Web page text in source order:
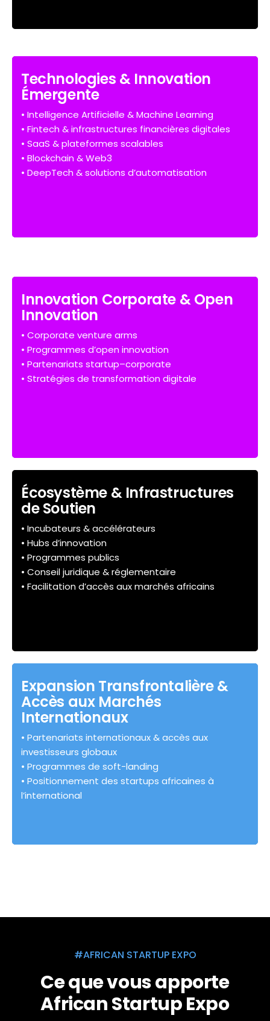
Technologies & Innovation
Émergente
• Intelligence Artificielle & Machine Learning
• Fintech & infrastructures financières digitales
• SaaS & plateformes scalables
• Blockchain & Web3
• DeepTech & solutions d’automatisation
Innovation Corporate & Open
Innovation
• Corporate venture arms
• Programmes d’open innovation
• Partenariats startup–corporate
• Stratégies de transformation digitale
Écosystème & Infrastructures
de Soutien
• Incubateurs & accélérateurs
• Hubs d’innovation
• Programmes publics
• Conseil juridique & réglementaire
• Facilitation d’accès aux marchés africains
Expansion Transfrontalière &
Accès aux Marchés
Internationaux
• Partenariats internationaux & accès aux
investisseurs globaux
• Programmes de soft-landing
• Positionnement des startups africaines à
l’international
#AFRICAN STARTUP EXPO
Ce que vous apporte
African Startup Expo